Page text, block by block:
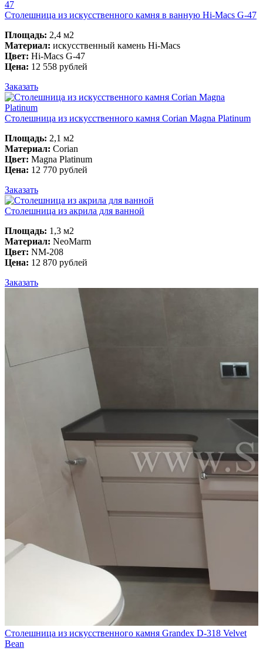
Столешница из искусственного камня в ванную Hi-Macs G-47
Площадь: 2,4 м2
Материал: искусственный камень Hi-Macs
Цвет: Hi-Macs G-47
Цена: 12 558 рублей
Заказать
Столешница из искусственного камня Corian Magna Platinum
Площадь: 2,1 м2
Материал: Corian
Цвет: Magna Platinum
Цена: 12 770 рублей
Заказать
Столешница из акрила для ванной
Площадь: 1,3 м2
Материал: NeoMarm
Цвет: NM-208
Цена: 12 870 рублей
Заказать
Столешница из искусственного камня Grandex D-318 Velvet
Bean